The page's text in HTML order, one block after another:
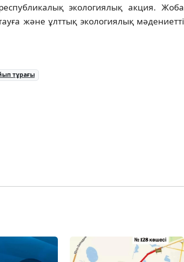
экологиялық акция. Жоба
және ұлттық экологиялық мәдениетті
тұрағы